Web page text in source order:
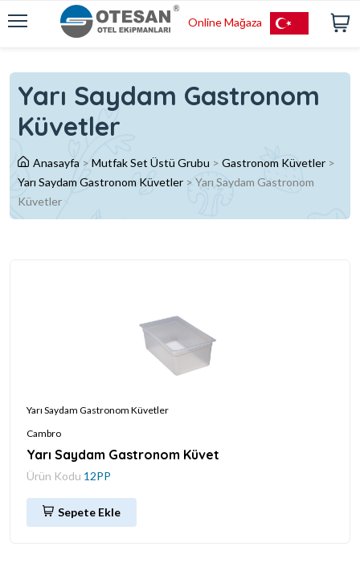
Online Mağaza
Yarı Saydam Gastronom
Küvetler
Anasayfa > Mutfak Set Üstü Grubu > Gastronom Küvetler >
Yarı Saydam Gastronom Küvetler > Yarı Saydam Gastronom
Küvetler
Yarı Saydam Gastronom Küvetler
Cambro
Yarı Saydam Gastronom Küvet
Ürün Kodu 12PP
Sepete Ekle